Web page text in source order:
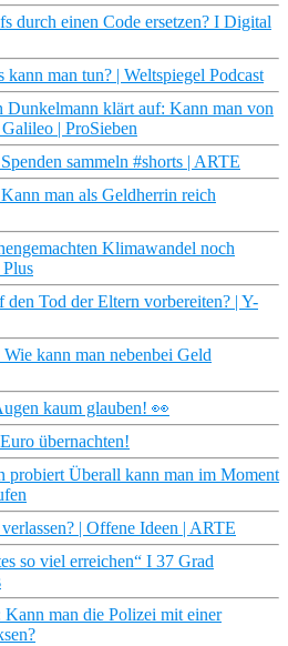
durch einen Code ersetzen? I Digital
kann man tun? | Weltspiegel Podcast
Dunkelmann klärt auf: Kann man von
| ProSieben
sammeln #shorts | ARTE
man als Geldherrin reich
Klimawandel noch
den Tod der Eltern vorbereiten? | Y-
kann man nebenbei Geld
kaum glauben! 👀
übernachten!
probiert Überall kann man im Moment
| Offene Ideen | ARTE
so viel erreichen“ I 37 Grad
man die Polizei mit einer